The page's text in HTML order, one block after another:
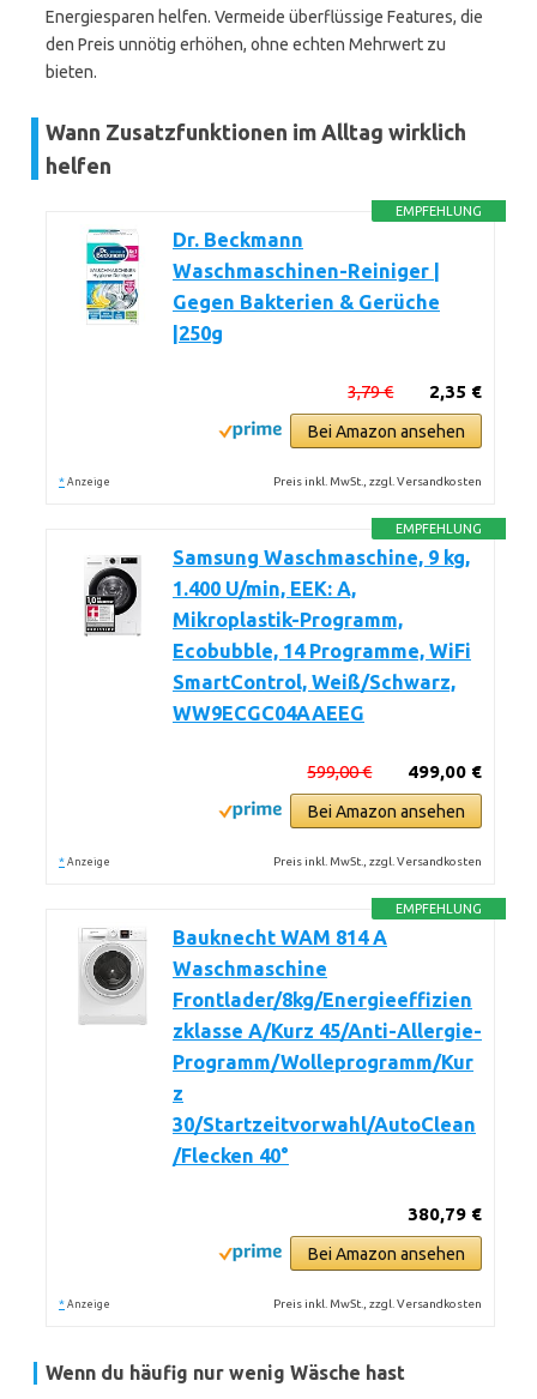
Energiesparen helfen. Vermeide überflüssige Features, die
den Preis unnötig erhöhen, ohne echten Mehrwert zu
bieten.
Wann Zusatzfunktionen im Alltag wirklich
helfen
EMPFEHLUNG
Dr. Beckmann
Waschmaschinen-Reiniger |
Gegen Bakterien & Gerüche
|250g
2,35 €
3,79 €
Bei Amazon ansehen
* Anzeige Preis inkl. MwSt., zzgl. Versandkosten
EMPFEHLUNG
Samsung Waschmaschine, 9 kg,
1.400 U/min, EEK: A,
Mikroplastik-Programm,
Ecobubble, 14 Programme, WiFi
SmartControl, Weiß/Schwarz,
WW9ECGC04AAEEG
499,00 €
599,00 €
Bei Amazon ansehen
* Anzeige Preis inkl. MwSt., zzgl. Versandkosten
EMPFEHLUNG
Bauknecht WAM 814 A
Waschmaschine
Frontlader/8kg/Energieeffizien
zklasse A/Kurz 45/Anti-Allergie-
Programm/Wolleprogramm/Kur
z
30/Startzeitvorwahl/AutoClean
/Flecken 40°
380,79 €
Bei Amazon ansehen
* Anzeige Preis inkl. MwSt., zzgl. Versandkosten
Wenn du häufig nur wenig Wäsche hast